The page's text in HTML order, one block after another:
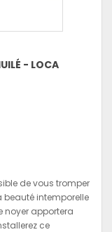
- LOCA
de vous tromper
beauté intemporelle
noyer apportera
ce